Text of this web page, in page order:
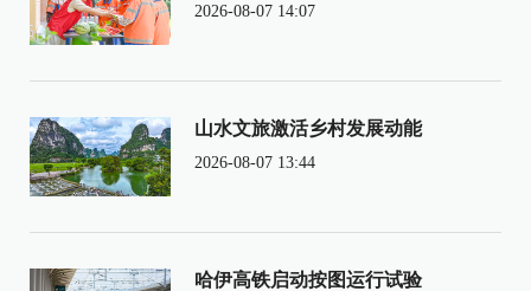
2026-08-07 14:07
山水文旅激活乡村发展动能
2026-08-07 13:44
哈伊高铁启动按图运行试验